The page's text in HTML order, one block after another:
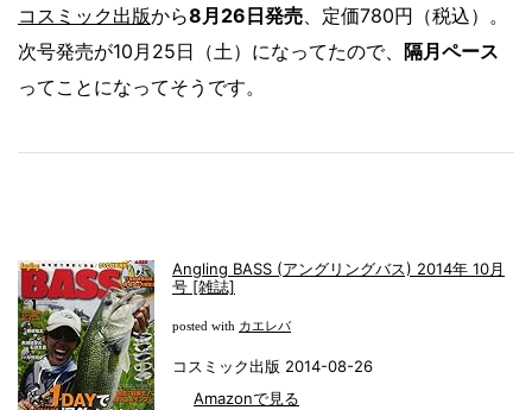
コスミック出版から8月26日発売、定価780円（税込）。
次号発売が10月25日（土）になってたので、 隔月ペース
ってことになってそうです。
Angling BASS (アングリングバス) 2014年 10月
号 [雑誌]
posted with カエレバ
コスミック出版 2014-08-26
Amazonで見る